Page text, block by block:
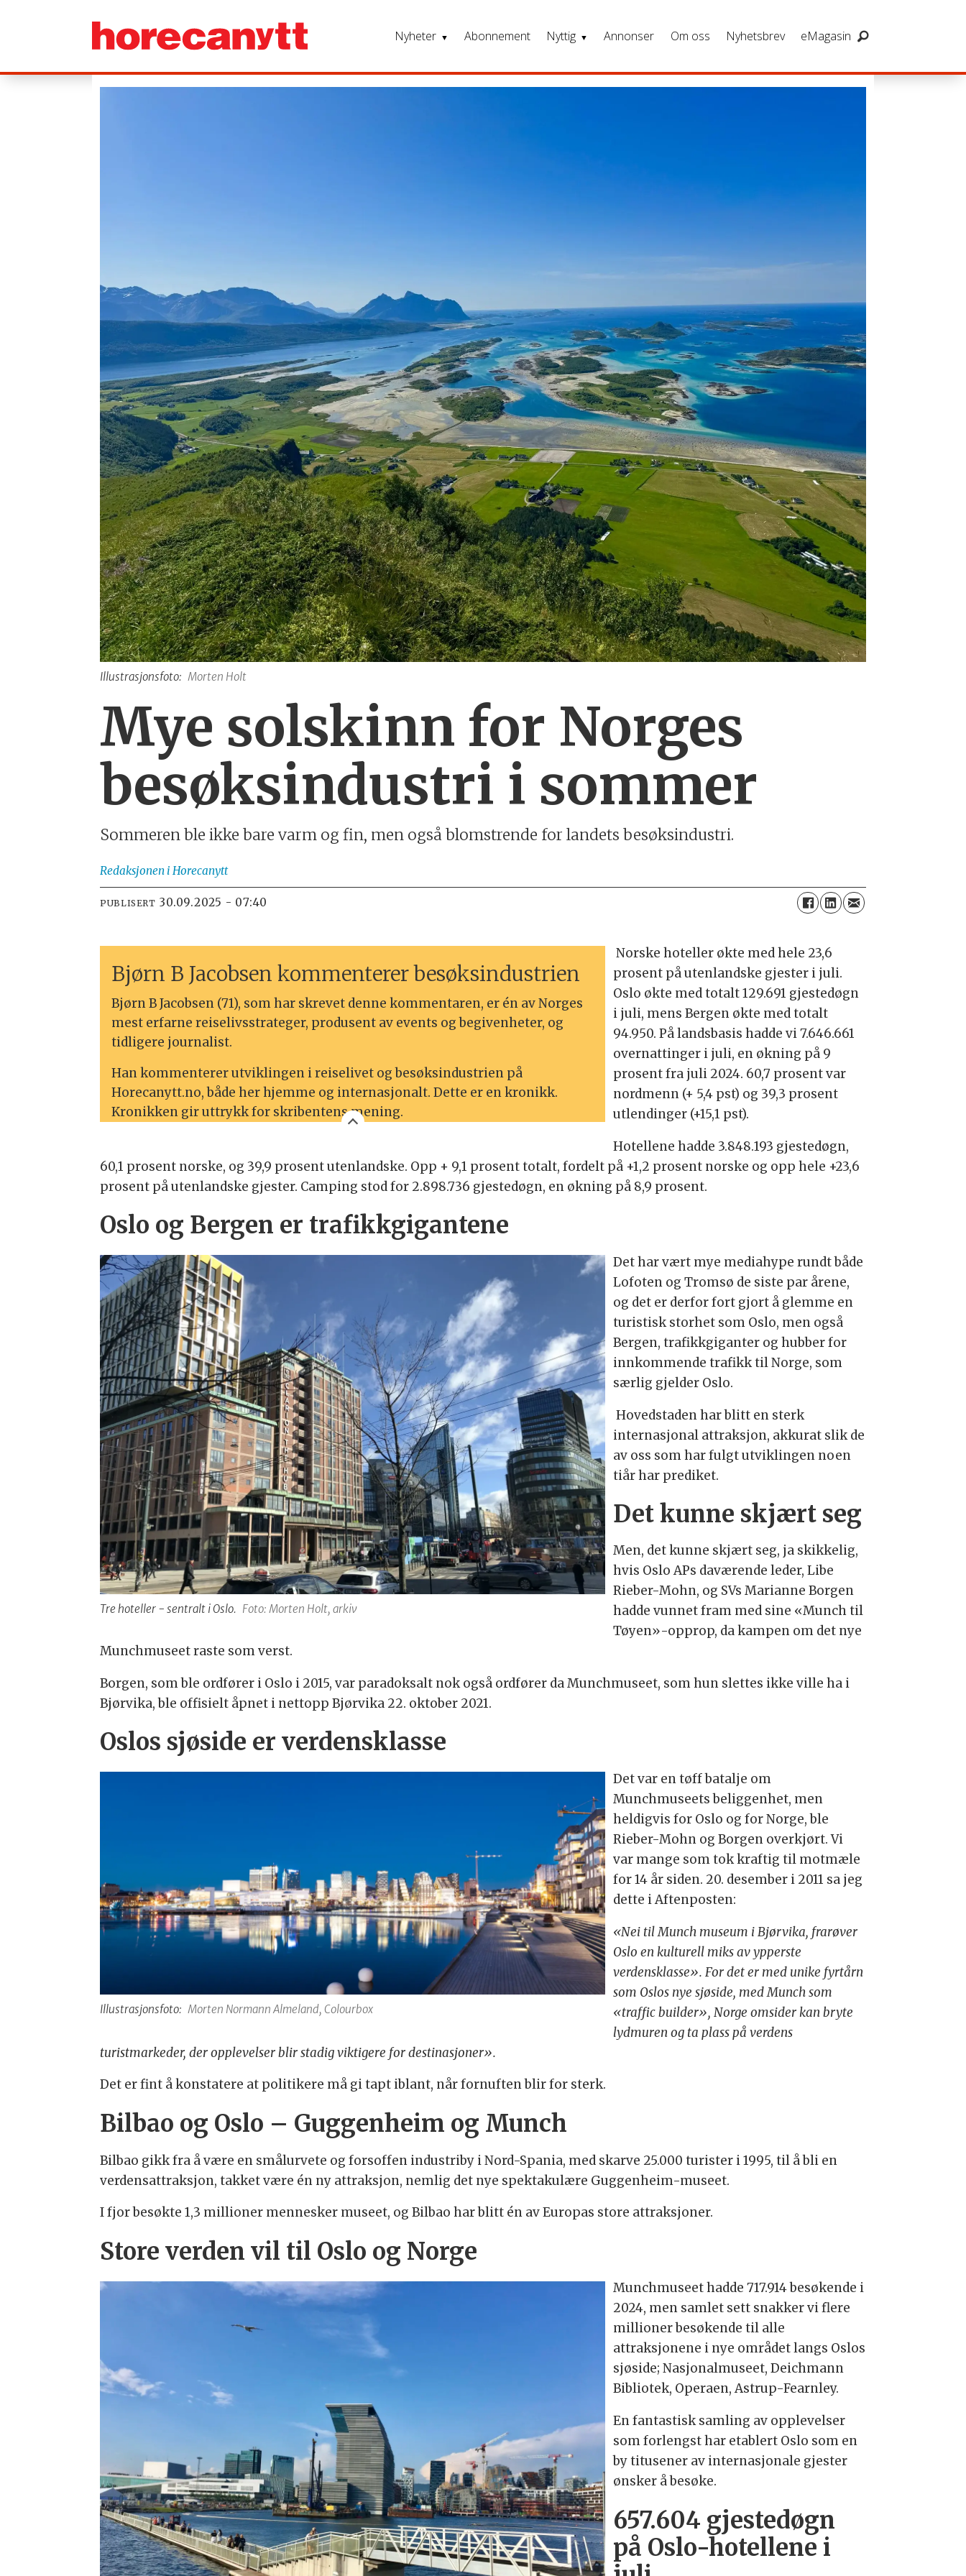
Nyheter Abonnement Nyttig Annonser Om oss Nyhetsbrev eMagasin
Illustrasjonsfoto: Morten Holt
Mye solskinn for Norges
besøksindustri i sommer
Sommeren ble ikke bare varm og fin, men også blomstrende for landets besøksindustri.
Redaksjonen i Horecanytt
PUBLISERT 30.09.2025 - 07:40
Bjørn B Jacobsen kommenterer besøksindustrien
Bjørn B Jacobsen (71), som har skrevet denne kommentaren, er én av Norges
mest erfarne reiselivsstrateger, produsent av events og begivenheter, og
tidligere journalist.
Han kommenterer utviklingen i reiselivet og besøksindustrien på
Horecanytt.no, både her hjemme og internasjonalt. Dette er en kronikk.
Kronikken gir uttrykk for skribentens mening.
Norske hoteller økte med hele 23,6
prosent på utenlandske gjester i juli.
Oslo økte med totalt 129.691 gjestedøgn
i juli, mens Bergen økte med totalt
94.950. På landsbasis hadde vi 7.646.661
overnattinger i juli, en økning på 9
prosent fra juli 2024. 60,7 prosent var
nordmenn (+ 5,4 pst) og 39,3 prosent
utlendinger (+15,1 pst).
Hotellene hadde 3.848.193 gjestedøgn,
60,1 prosent norske, og 39,9 prosent utenlandske. Opp + 9,1 prosent totalt, fordelt på +1,2 prosent norske og opp hele +23,6
prosent på utenlandske gjester. Camping stod for 2.898.736 gjestedøgn, en økning på 8,9 prosent.
Oslo og Bergen er trafikkgigantene
Tre hoteller - sentralt i Oslo. Foto: Morten Holt, arkiv
Det har vært mye mediahype rundt både
Lofoten og Tromsø de siste par årene,
og det er derfor fort gjort å glemme en
turistisk storhet som Oslo, men også
Bergen, trafikkgiganter og hubber for
innkommende trafikk til Norge, som
særlig gjelder Oslo.
Hovedstaden har blitt en sterk
internasjonal attraksjon, akkurat slik de
av oss som har fulgt utviklingen noen
tiår har prediket.
Det kunne skjært seg
Men, det kunne skjært seg, ja skikkelig,
hvis Oslo APs daværende leder, Libe
Rieber-Mohn, og SVs Marianne Borgen
hadde vunnet fram med sine «Munch til
Tøyen»-opprop, da kampen om det nye
Munchmuseet raste som verst.
Borgen, som ble ordfører i Oslo i 2015, var paradoksalt nok også ordfører da Munchmuseet, som hun slettes ikke ville ha i
Bjørvika, ble offisielt åpnet i nettopp Bjørvika 22. oktober 2021.
Oslos sjøside er verdensklasse
Illustrasjonsfoto: Morten Normann Almeland, Colourbox
Det var en tøff batalje om
Munchmuseets beliggenhet, men
heldigvis for Oslo og for Norge, ble
Rieber-Mohn og Borgen overkjørt. Vi
var mange som tok kraftig til motmæle
for 14 år siden. 20. desember i 2011 sa jeg
dette i Aftenposten:
«Nei til Munch museum i Bjørvika, frarøver
Oslo en kulturell miks av ypperste
verdensklasse». For det er med unike fyrtårn
som Oslos nye sjøside, med Munch som
«traffic builder», Norge omsider kan bryte
lydmuren og ta plass på verdens
turistmarkeder, der opplevelser blir stadig viktigere for destinasjoner».
Det er fint å konstatere at politikere må gi tapt iblant, når fornuften blir for sterk.
Bilbao og Oslo – Guggenheim og Munch
Bilbao gikk fra å være en smålurvete og forsoffen industriby i Nord-Spania, med skarve 25.000 turister i 1995, til å bli en
verdensattraksjon, takket være én ny attraksjon, nemlig det nye spektakulære Guggenheim-museet.
I fjor besøkte 1,3 millioner mennesker museet, og Bilbao har blitt én av Europas store attraksjoner.
Store verden vil til Oslo og Norge
Munchmuseet hadde 717.914 besøkende i
2024, men samlet sett snakker vi flere
millioner besøkende til alle
attraksjonene i nye området langs Oslos
sjøside; Nasjonalmuseet, Deichmann
Bibliotek, Operaen, Astrup-Fearnley.
En fantastisk samling av opplevelser
som forlengst har etablert Oslo som en
by titusener av internasjonale gjester
ønsker å besøke.
657.604 gjestedøgn
på Oslo-hotellene i